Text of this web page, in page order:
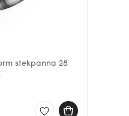
stekpanna 28